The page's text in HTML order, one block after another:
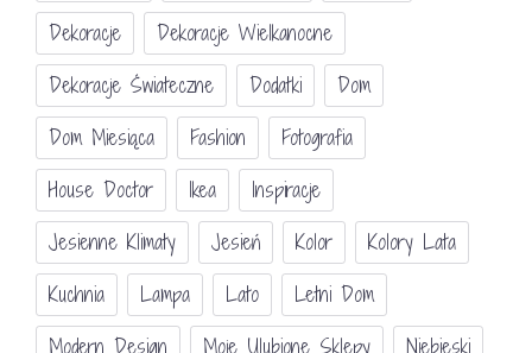
Dekoracje
Dekoracje Wielkanocne
Dekoracje Świateczne
Dodatki
Dom
Dom Miesiąca
Fashion
Fotografia
House Doctor
Ikea
Inspiracje
Jesienne Klimaty
Jesień Kolor
Kolory Lata
Kuchnia
Lampa Lato
Letni Dom
Modern Design
Moje Ulubione Sklepy
Niebieski